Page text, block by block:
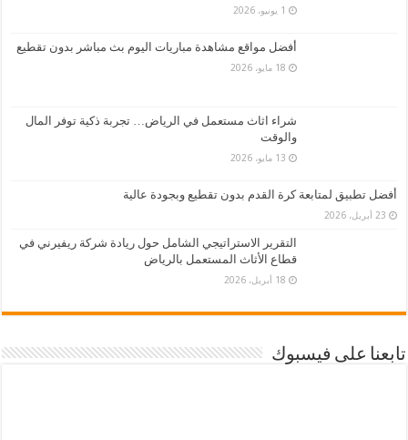
1 يونيو، 2026
أفضل مواقع مشاهدة مباريات اليوم بث مباشر بدون تقطيع
18 مايو، 2026
شراء اثاث مستعمل في الرياض… تجربة ذكية توفر المال
والوقت
13 مايو، 2026
أفضل تطبيق لمتابعة كرة القدم بدون تقطيع وبجودة عالية
23 أبريل، 2026
التقرير الاستراتيجي الشامل حول ريادة شركة ريفيرني في
قطاع الأثاث المستعمل بالرياض
18 أبريل، 2026
تابعنا على فيسبوك